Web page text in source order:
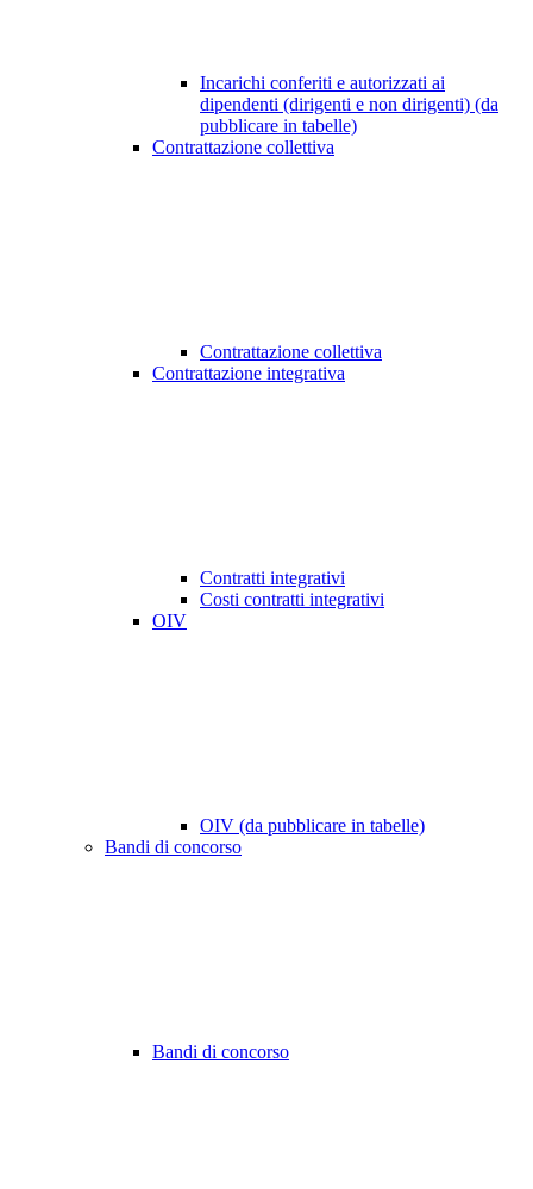
Incarichi conferiti e autorizzati ai
dipendenti (dirigenti e non dirigenti) (da
pubblicare in tabelle)
Contrattazione collettiva
Contrattazione collettiva
Contrattazione integrativa
Contratti integrativi
Costi contratti integrativi
OIV
OIV (da pubblicare in tabelle)
Bandi di concorso
Bandi di concorso